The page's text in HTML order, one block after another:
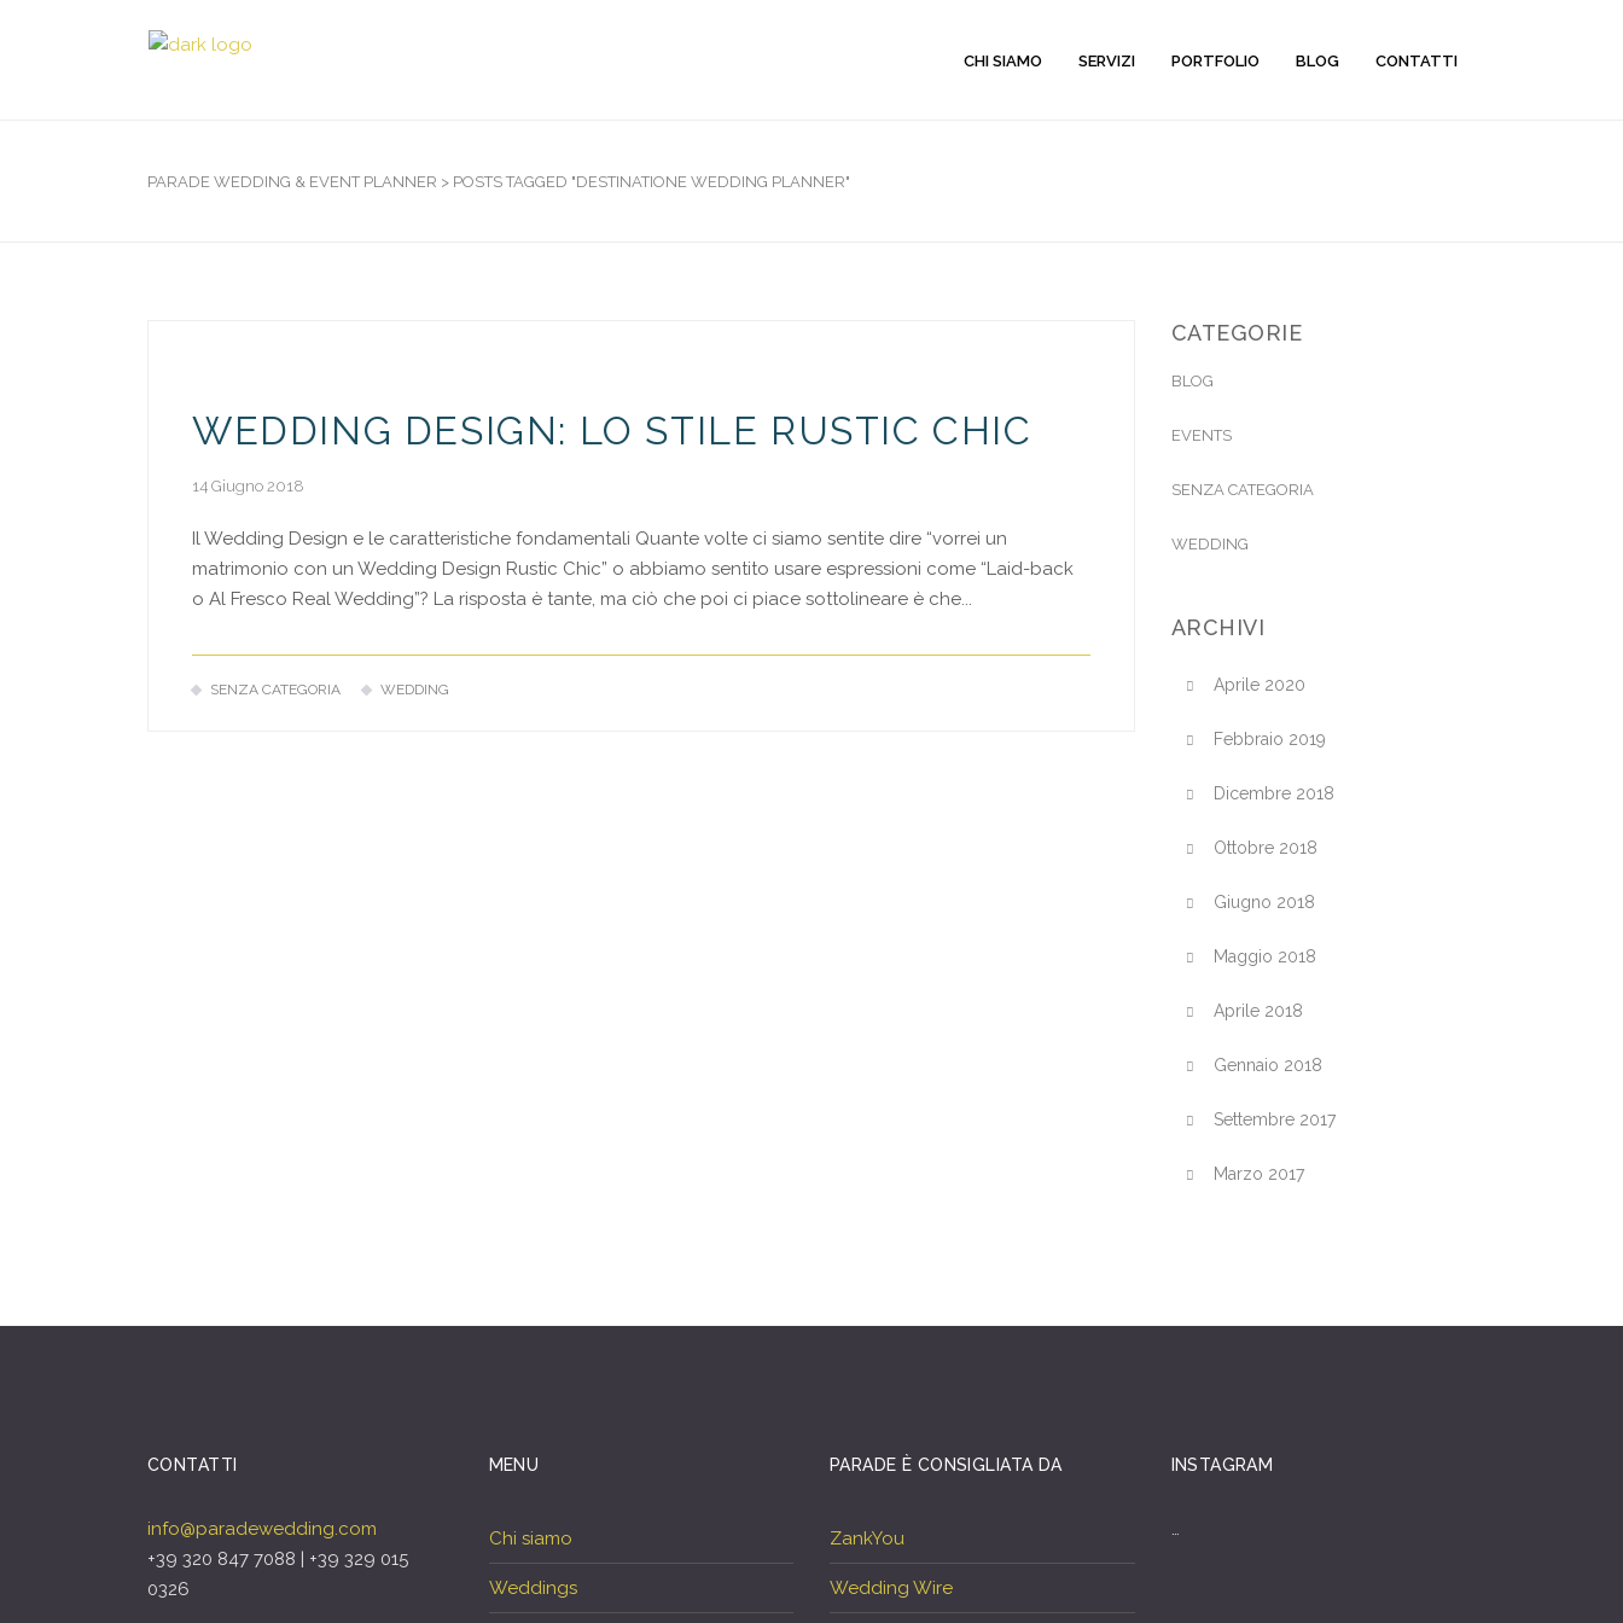
CHI SIAMO SERVIZI PORTFOLIO BLOG CONTATTI
PARADE WEDDING & EVENT PLANNER > POSTS TAGGED "DESTINATIONE WEDDING PLANNER"
WEDDING DESIGN: LO STILE RUSTIC CHIC
14 Giugno 2018
Il Wedding Design e le caratteristiche fondamentali Quante volte ci siamo sentite dire “vorrei un
matrimonio con un Wedding Design Rustic Chic” o abbiamo sentito usare espressioni come “Laid-back
o Al Fresco Real Wedding”? La risposta è tante, ma ciò che poi ci piace sottolineare è che...
SENZA CATEGORIA WEDDING
CATEGORIE
BLOG
EVENTS
SENZA CATEGORIA
WEDDING
ARCHIVI
Aprile 2020
Febbraio 2019
Dicembre 2018
Ottobre 2018
Giugno 2018
Maggio 2018
Aprile 2018
Gennaio 2018
Settembre 2017
Marzo 2017
CONTATTI
info@paradewedding.com
+39 320 847 7088 | +39 329 015
0326
MENU
Chi siamo
Weddings
PARADE È CONSIGLIATA DA
ZankYou
Wedding Wire
INSTAGRAM
…